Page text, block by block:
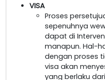
VISA
Proses
sepenuhnya
dapat di
manapun. Hal-
dengan proses
visa akan
yang berlaku